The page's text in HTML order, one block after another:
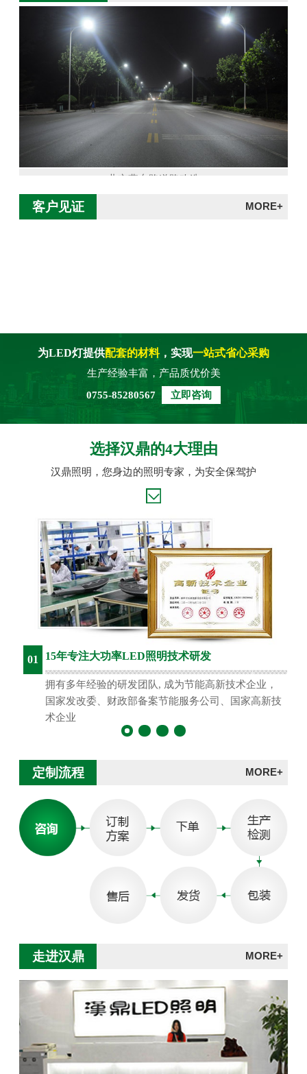
北京燕东路道路改造
客户见证 MORE+
为LED灯提供配套的材料，实现一站式省心采购
生产经验丰富，产品质优价美
0755-85280567
立即咨询
选择汉鼎的4大理由
汉鼎照明，您身边的照明专家，为安全保驾护
01 15年专注大功率LED照明技术研发
拥有多年经验的研发团队, 成为节能高新技术企业，
国家发改委、财政部备案节能服务公司、国家高新技
术企业
定制流程 MORE+
走进汉鼎 MORE+